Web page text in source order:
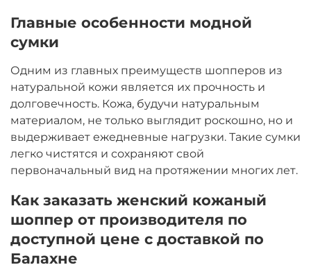
Главные особенности модной
сумки
Одним из главных преимуществ шопперов из
натуральной кожи является их прочность и
долговечность. Кожа, будучи натуральным
материалом, не только выглядит роскошно, но и
выдерживает ежедневные нагрузки. Такие сумки
легко чистятся и сохраняют свой
первоначальный вид на протяжении многих лет.
Как заказать женский кожаный
шоппер от производителя по
доступной цене с доставкой по
Балахне